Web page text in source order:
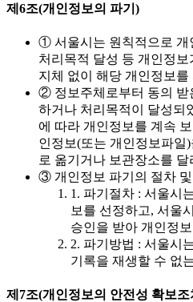
제6조(개인정보의 파기)
① 서울시는 원칙적으로 개
처리목적 달성 등 개인정
지체 없이 해당 개인정보를
② 정보주체로부터 동의 받
하거나 처리목적이 달성되
에 따라 개인정보를 계속
인정보(또는 개인정보파일
로 옮기거나 보관장소를
③ 개인정보 파기의 절차
1. 파기절차 : 서울시
보를 선정하고, 서울
승인을 받아 개인정
2. 파기방법 : 서울시
기록을 재생할 수 없
제7조(개인정보의 안전성 확보